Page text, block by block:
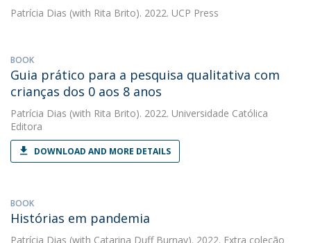
Patrícia Dias (with Rita Brito). 2022. UCP Press
BOOK
Guia prático para a pesquisa qualitativa com
crianças dos 0 aos 8 anos
Patrícia Dias (with Rita Brito). 2022. Universidade Católica
Editora
DOWNLOAD AND MORE DETAILS
BOOK
Histórias em pandemia
Patrícia Dias (with Catarina Duff Burnay). 2022. Extra coleção